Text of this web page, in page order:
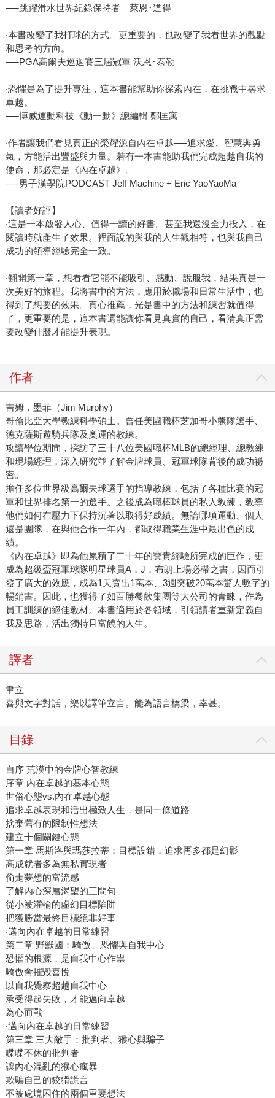
──跳躍滑水世界紀錄保持者 萊恩･道得
‧本書改變了我打球的方式。更重要的，也改變了我看世界的觀點
和思考的方向。
──PGA高爾夫巡迴賽三屆冠軍 沃恩･泰勒
‧恐懼是為了提升專注，這本書能幫助你探索內在，在挑戰中尋求
卓越。
──博威運動科技《動一動》總編輯 鄭匡寓
‧作者讓我們看見真正的榮耀源自內在卓越──追求愛、智慧與勇
氣，方能活出豐盛與力量。若有一本書能助我們完成超越自我的
使命，那必定是《內在卓越》。
──男子漢學院PODCAST Jeff Machine + Eric YaoYaoMa
【讀者好評】
‧這是一本啟發人心、值得一讀的好書。甚至我還沒全力投入，在
閱讀時就產生了效果。裡面說的與我的人生觀相符，也與我自己
成功的領導經驗完全一致。
‧翻開第一章，想看看它能不能吸引、感動、說服我，結果真是一
次美好的旅程。我將書中的方法，應用於職場和日常生活中，也
得到了想要的效果。真心推薦，光是書中的方法和練習就值得
了，更重要的是，這本書還能讓你看見真實的自己，看清真正需
要改變什麼才能提升表現。
作者
吉姆．墨菲（Jim Murphy）
哥倫比亞大學教練科學碩士。曾任美國職棒芝加哥小熊隊選手、
德克薩斯遊騎兵隊及奧運的教練。
攻讀學位期間，採訪了三十八位美國職棒MLB的總經理、總教練
和現場經理，深入研究並了解金牌球員、冠軍球隊背後的成功祕
密。
擔任多位世界級高爾夫球選手的指導教練，包括了各種比賽的冠
軍和世界排名第一的選手。之後成為職棒球員的私人教練，教導
他們如何在壓力下保持沉著以取得好成績。無論哪項運動、個人
還是團隊，在與他合作一年內，都取得職業生涯中最出色的成
績。
《內在卓越》即為他累積了二十年的寶貴經驗所完成的巨作，更
成為超級盃冠軍球隊明星球員A．J．布朗上場必帶之書，因而引
發了廣大的效應，成為1天賣出1萬本、3週突破20萬本驚人數字的
暢銷書。因此，也獲得了如百勝餐飲集團等大公司的青睞，作為
員工訓練的絕佳教材。本書適用於各領域，引領讀者重新定義自
我及思路，活出獨特且富饒的人生。
譯者
聿立
喜與文字對話，樂以譯筆立言。能為語言橋梁，幸甚。
目錄
自序 荒漠中的金牌心智教練
序章 內在卓越的基本心態
世俗心態vs.內在卓越心態
追求卓越表現和活出極致人生，是同一條道路
捨棄舊有的限制性想法
建立十個關鍵心態
第一章 馬斯洛與瑪莎拉蒂：目標設錯，追求再多都是幻影
高成就者多為無私實現者
偷走夢想的富流感
了解內心深層渴望的三問句
從小被灌輸的虛幻目標陷阱
把獲勝當最終目標絕非好事
‧邁向內在卓越的日常練習
第二章 野獸國：驕傲、恐懼與自我中心
恐懼的根源，是自我中心作祟
驕傲會摧毀喜悅
以自我覺察超越自我中心
承受得起失敗，才能邁向卓越
為心而戰
‧邁向內在卓越的日常練習
第三章 三大敵手：批判者、猴心與騙子
喋喋不休的批判者
讓內心混亂的猴心瘋暴
欺騙自己的狡猾謊言
不被處境困住的兩個重要想法